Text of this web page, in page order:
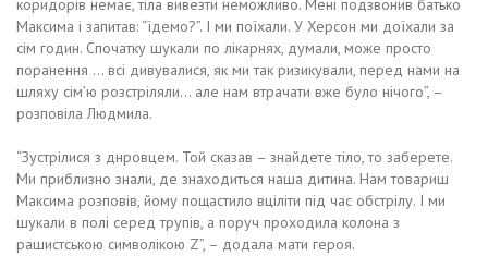
коридорів немає, тіла вивезти неможливо. Мені подзвонив батько
Максима і запитав: “їдемо?”. І ми поїхали. У Херсон ми доїхали за
сім годин. Спочатку шукали по лікарнях, думали, може просто
поранення … всі дивувалися, як ми так ризикували, перед нами на
шляху сім’ю розстріляли… але нам втрачати вже було нічого”, –
розповіла Людмила.
“Зустрілися з днровцем. Той сказав – знайдете тіло, то заберете.
Ми приблизно знали, де знаходиться наша дитина. Нам товариш
Максима розповів, йому пощастило вціліти під час обстрілу. І ми
шукали в полі серед трупів, а поруч проходила колона з
рашистською символікою Z”, – додала мати героя.